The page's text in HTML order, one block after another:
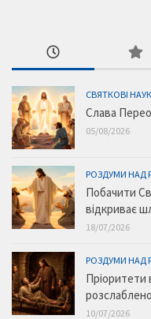
СВЯТКОВІ
Слава
05/08/2026
РОЗДУМИ НАД
Побачити
відкриває
18/07/2026
РОЗДУМИ НАД
Пріоритети
10/07/2026